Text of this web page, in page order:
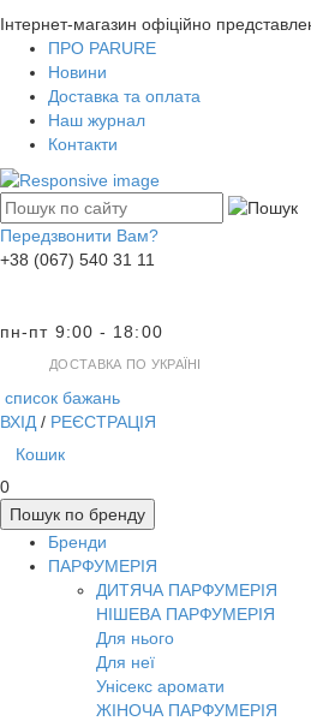
Інтернет-магазин офіційно
ПРО PARURE
Новини
Доставка та оплата
Наш журнал
Контакти
Передзвонити Вам?
+38 (067) 540 31 11
пн-пт 9:00 - 18:00
ДОСТАВКА ПО УКРАЇНІ
список бажань
ВХІД / РЕЄСТРАЦІЯ
Кошик
0
Пошук по бренду
Бренди
ПАРФУМЕРІЯ
ДИТЯЧА ПАРФУМЕРІЯ
НІШЕВА ПАРФУМЕРІЯ
Для нього
Для неї
Унісекс аромати
ЖІНОЧА ПАРФУМЕРІЯ